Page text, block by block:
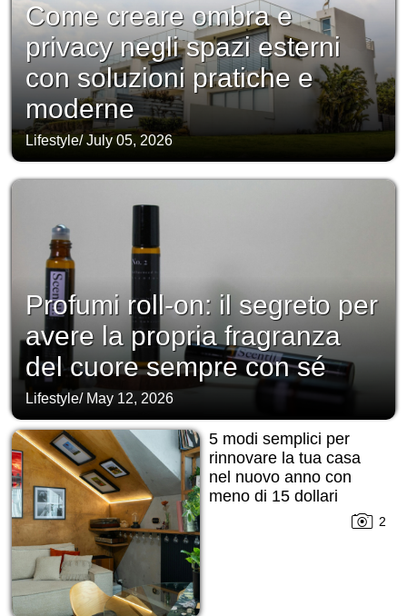
Come creare ombra e
privacy negli spazi esterni
con soluzioni pratiche e
moderne
Lifestyle/July 05, 2026
Profumi roll-on: il segreto per
avere la propria fragranza
del cuore sempre con sé
Lifestyle/ May 12, 2026
5 modi semplici per
rinnovare la tua casa
nel nuovo anno con
meno di 15 dollari
2